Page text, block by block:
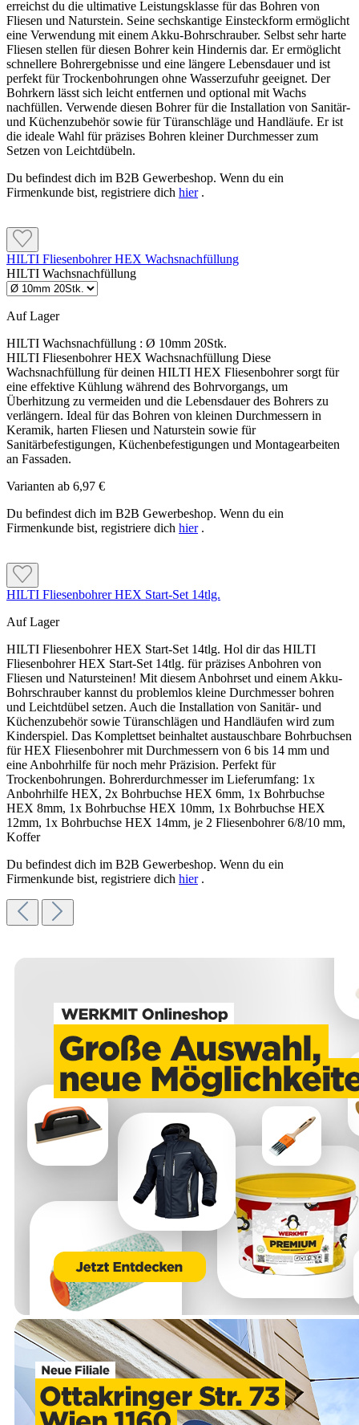
erreichst du die ultimative Leistungsklasse für das Bohren von
Fliesen und Naturstein. Seine sechskantige Einsteckform ermöglicht
eine Verwendung mit einem Akku-Bohrschrauber. Selbst sehr harte
Fliesen stellen für diesen Bohrer kein Hindernis dar. Er ermöglicht
schnellere Bohrergebnisse und eine längere Lebensdauer und ist
perfekt für Trockenbohrungen ohne Wasserzufuhr geeignet. Der
Bohrkern lässt sich leicht entfernen und optional mit Wachs
nachfüllen. Verwende diesen Bohrer für die Installation von Sanitär-
und Küchenzubehör sowie für Türanschläge und Handläufe. Er ist
die ideale Wahl für präzises Bohren kleiner Durchmesser zum
Setzen von Leichtdübeln.
Du befindest dich im B2B Gewerbeshop. Wenn du ein
Firmenkunde bist, registriere dich hier.
HILTI Fliesenbohrer HEX Wachsnachfüllung
HILTI Wachsnachfüllung
Auf Lager
HILTI Wachsnachfüllung : Ø 10mm 20Stk.
HILTI Fliesenbohrer HEX Wachsnachfüllung Diese
Wachsnachfüllung für deinen HILTI HEX Fliesenbohrer sorgt für
eine effektive Kühlung während des Bohrvorgangs, um
Überhitzung zu vermeiden und die Lebensdauer des Bohrers zu
verlängern. Ideal für das Bohren von kleinen Durchmessern in
Keramik, harten Fliesen und Naturstein sowie für
Sanitärbefestigungen, Küchenbefestigungen und Montagearbeiten
an Fassaden.
Varianten ab 6,97 €
Du befindest dich im B2B Gewerbeshop. Wenn du ein
Firmenkunde bist, registriere dich hier.
HILTI Fliesenbohrer HEX Start-Set 14tlg.
Auf Lager
HILTI Fliesenbohrer HEX Start-Set 14tlg. Hol dir das HILTI
Fliesenbohrer HEX Start-Set 14tlg. für präzises Anbohren von
Fliesen und Natursteinen! Mit diesem Anbohrset und einem Akku-
Bohrschrauber kannst du problemlos kleine Durchmesser bohren
und Leichtdübel setzen. Auch die Installation von Sanitär- und
Küchenzubehör sowie Türanschlägen und Handläufen wird zum
Kinderspiel. Das Komplettset beinhaltet austauschbare Bohrbuchsen
für HEX Fliesenbohrer mit Durchmessern von 6 bis 14 mm und
eine Anbohrhilfe für noch mehr Präzision. Perfekt für
Trockenbohrungen. Bohrerdurchmesser im Lieferumfang: 1x
Anbohrhilfe HEX, 2x Bohrbuchse HEX 6mm, 1x Bohrbuchse
HEX 8mm, 1x Bohrbuchse HEX 10mm, 1x Bohrbuchse HEX
12mm, 1x Bohrbuchse HEX 14mm, je 2 Fliesenbohrer 6/8/10 mm,
Koffer
Du befindest dich im B2B Gewerbeshop. Wenn du ein
Firmenkunde bist, registriere dich hier.